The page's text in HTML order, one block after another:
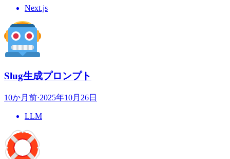
Next.js
Slug生成プロンプト
10か月前·2025年10月26日
LLM